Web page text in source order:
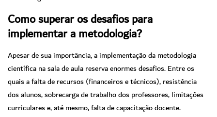
Como superar os desafios para
implementar a metodologia?
Apesar de sua importância, a implementação da metodologia
científica na sala de aula reserva enormes desafios. Entre os
quais a falta de recursos (financeiros e técnicos), resistência
dos alunos, sobrecarga de trabalho dos professores, limitações
curriculares e, até mesmo, falta de capacitação docente.